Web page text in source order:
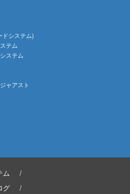
ドシステム)
テム
ステム
ャアスト
ム
/
グ /